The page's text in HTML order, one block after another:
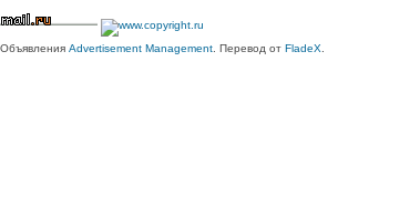
Объявления Advertisement Management . Перевод от FladeX